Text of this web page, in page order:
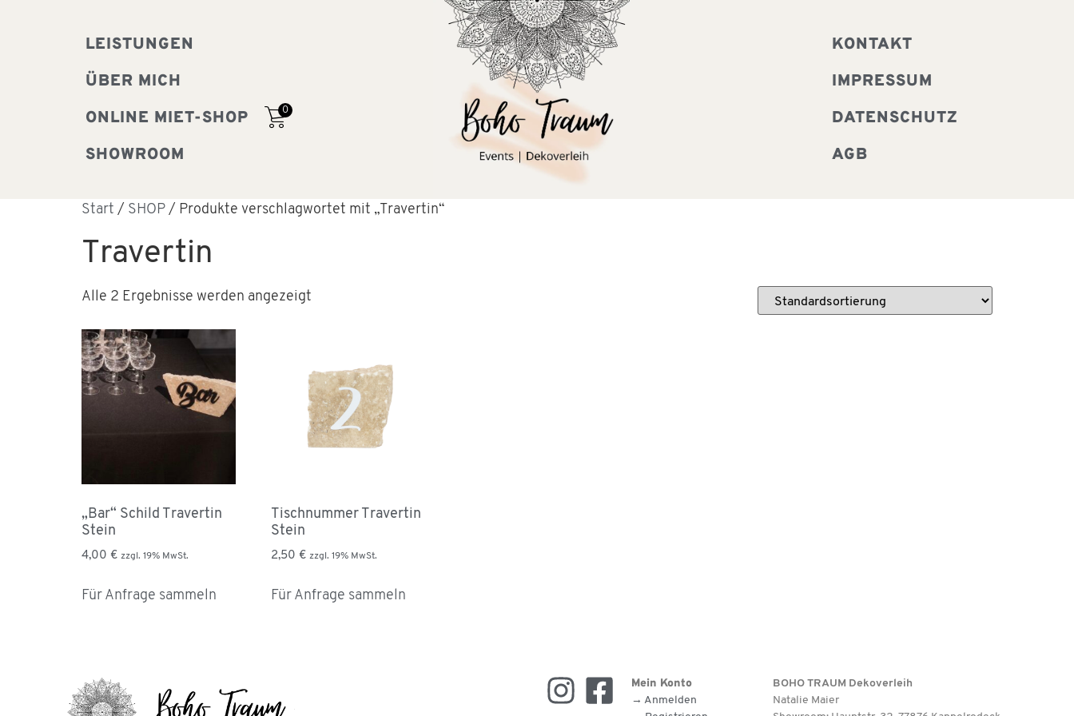
LEISTUNGEN
ÜBER MICH
ONLINE MIET-SHOP
SHOWROOM
0
KONTAKT
IMPRESSUM
DATENSCHUTZ
AGB
Start / SHOP / Produkte verschlagwortet mit „Travertin“
Travertin
Alle 2 Ergebnisse werden angezeigt
„Bar“ Schild Travertin
Stein
4,00 € zzgl. 19% MwSt.
Für Anfrage sammeln
Tischnummer Travertin
Stein
2,50 € zzgl. 19% MwSt.
Für Anfrage sammeln
Mein Konto
→ Anmelden
BOHO TRAUM Dekoverleih
Natalie Maier